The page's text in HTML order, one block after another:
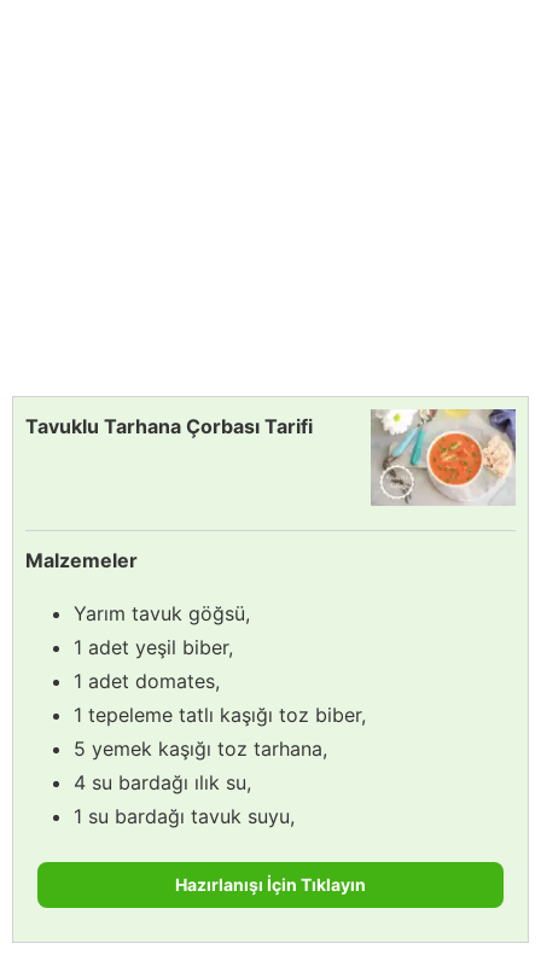
Tavuklu Tarhana Çorbası Tarifi
Malzemeler
Yarım tavuk göğsü,
1 adet yeşil biber,
1 adet domates,
1 tepeleme tatlı kaşığı toz biber,
5 yemek kaşığı toz tarhana,
4 su bardağı ılık su,
1 su bardağı tavuk suyu,
Hazırlanışı İçin Tıklayın